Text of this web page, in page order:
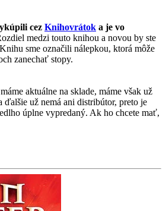
cez Knihovrátok a je vo
medzi touto knihou a novou by ste
sme označili nálepkou, ktorá môže
zanechať stopy.
aktuálne na sklade, máme však už
ďalšie už nemá ani distribútor, preto je
úplne vypredaný. Ak ho chcete mať,